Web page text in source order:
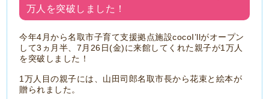
万人を突破しました！
今年4月から名取市子育て支援拠点施設cocoI’llがオープン
して3 ヵ月半、 7月 26日(金)に来館してくれた親子が1万人
を突破しました！
1万人目の親子には、山田司郎名取市長から花束と絵本が
贈られました。